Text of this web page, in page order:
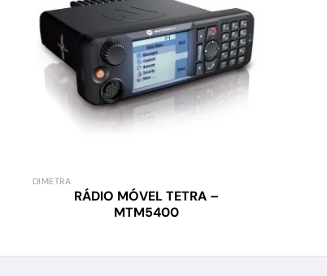
DIMETRA
RÁDIO MÓVEL TETRA –
MTM5400